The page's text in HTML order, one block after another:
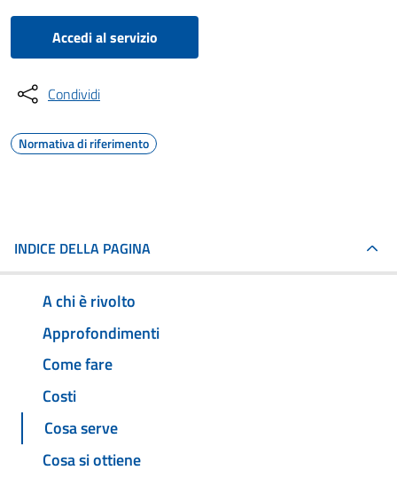
Accedi al servizio
Condividi
Normativa di riferimento
INDICE DELLA PAGINA
A chi è rivolto
Approfondimenti
Come fare
Costi
Cosa serve
Cosa si ottiene